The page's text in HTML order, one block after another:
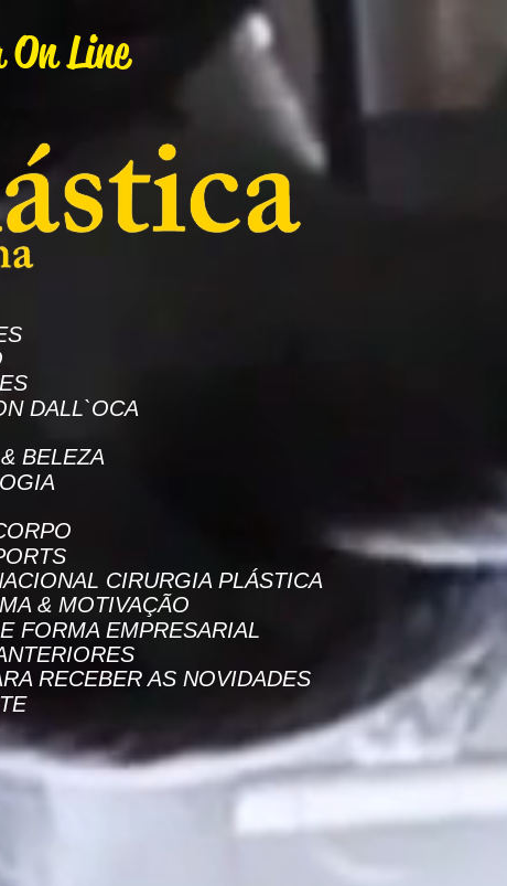
Line
DALL`OCA
BELEZA
CIRURGIA PLÁSTICA
& MOTIVAÇÃO
FORMA EMPRESARIAL
RECEBER AS NOVIDADES